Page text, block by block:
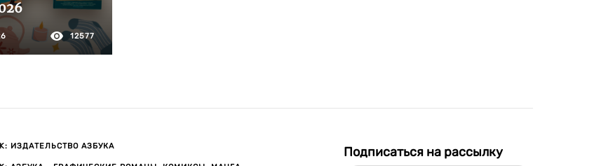
12577
ИЗДАТЕЛЬСТВО АЗБУКА Подписаться на рассылку